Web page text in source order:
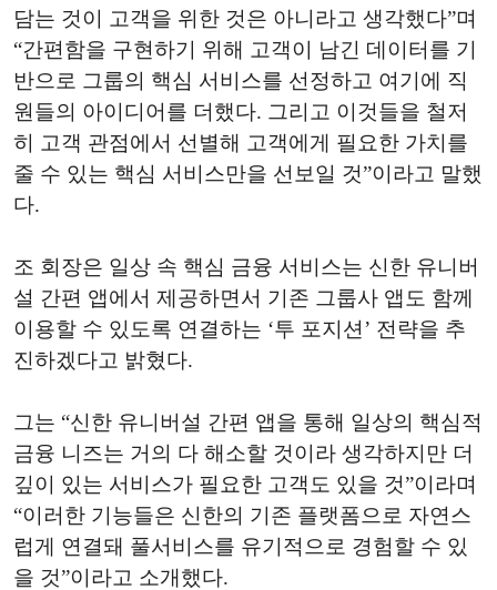
담는 것이 고객을 위한 것은 아니라고 생각했다”며
“간편함을 구현하기 위해 고객이 남긴 데이터를 기
반으로 그룹의 핵심 서비스를 선정하고 여기에 직
원들의 아이디어를 더했다. 그리고 이것들을 철저
히 고객 관점에서 선별해 고객에게 필요한 가치를
줄 수 있는 핵심 서비스만을 선보일 것”이라고 말했
다.
조 회장은 일상 속 핵심 금융 서비스는 신한 유니버
설 간편 앱에서 제공하면서 기존 그룹사 앱도 함께
이용할 수 있도록 연결하는 ‘투 포지션’ 전략을 추
진하겠다고 밝혔다.
그는 “신한 유니버설 간편 앱을 통해 일상의 핵심적
금융 니즈는 거의 다 해소할 것이라 생각하지만 더
깊이 있는 서비스가 필요한 고객도 있을 것”이라며
“이러한 기능들은 신한의 기존 플랫폼으로 자연스
럽게 연결돼 풀서비스를 유기적으로 경험할 수 있
을 것”이라고 소개했다.